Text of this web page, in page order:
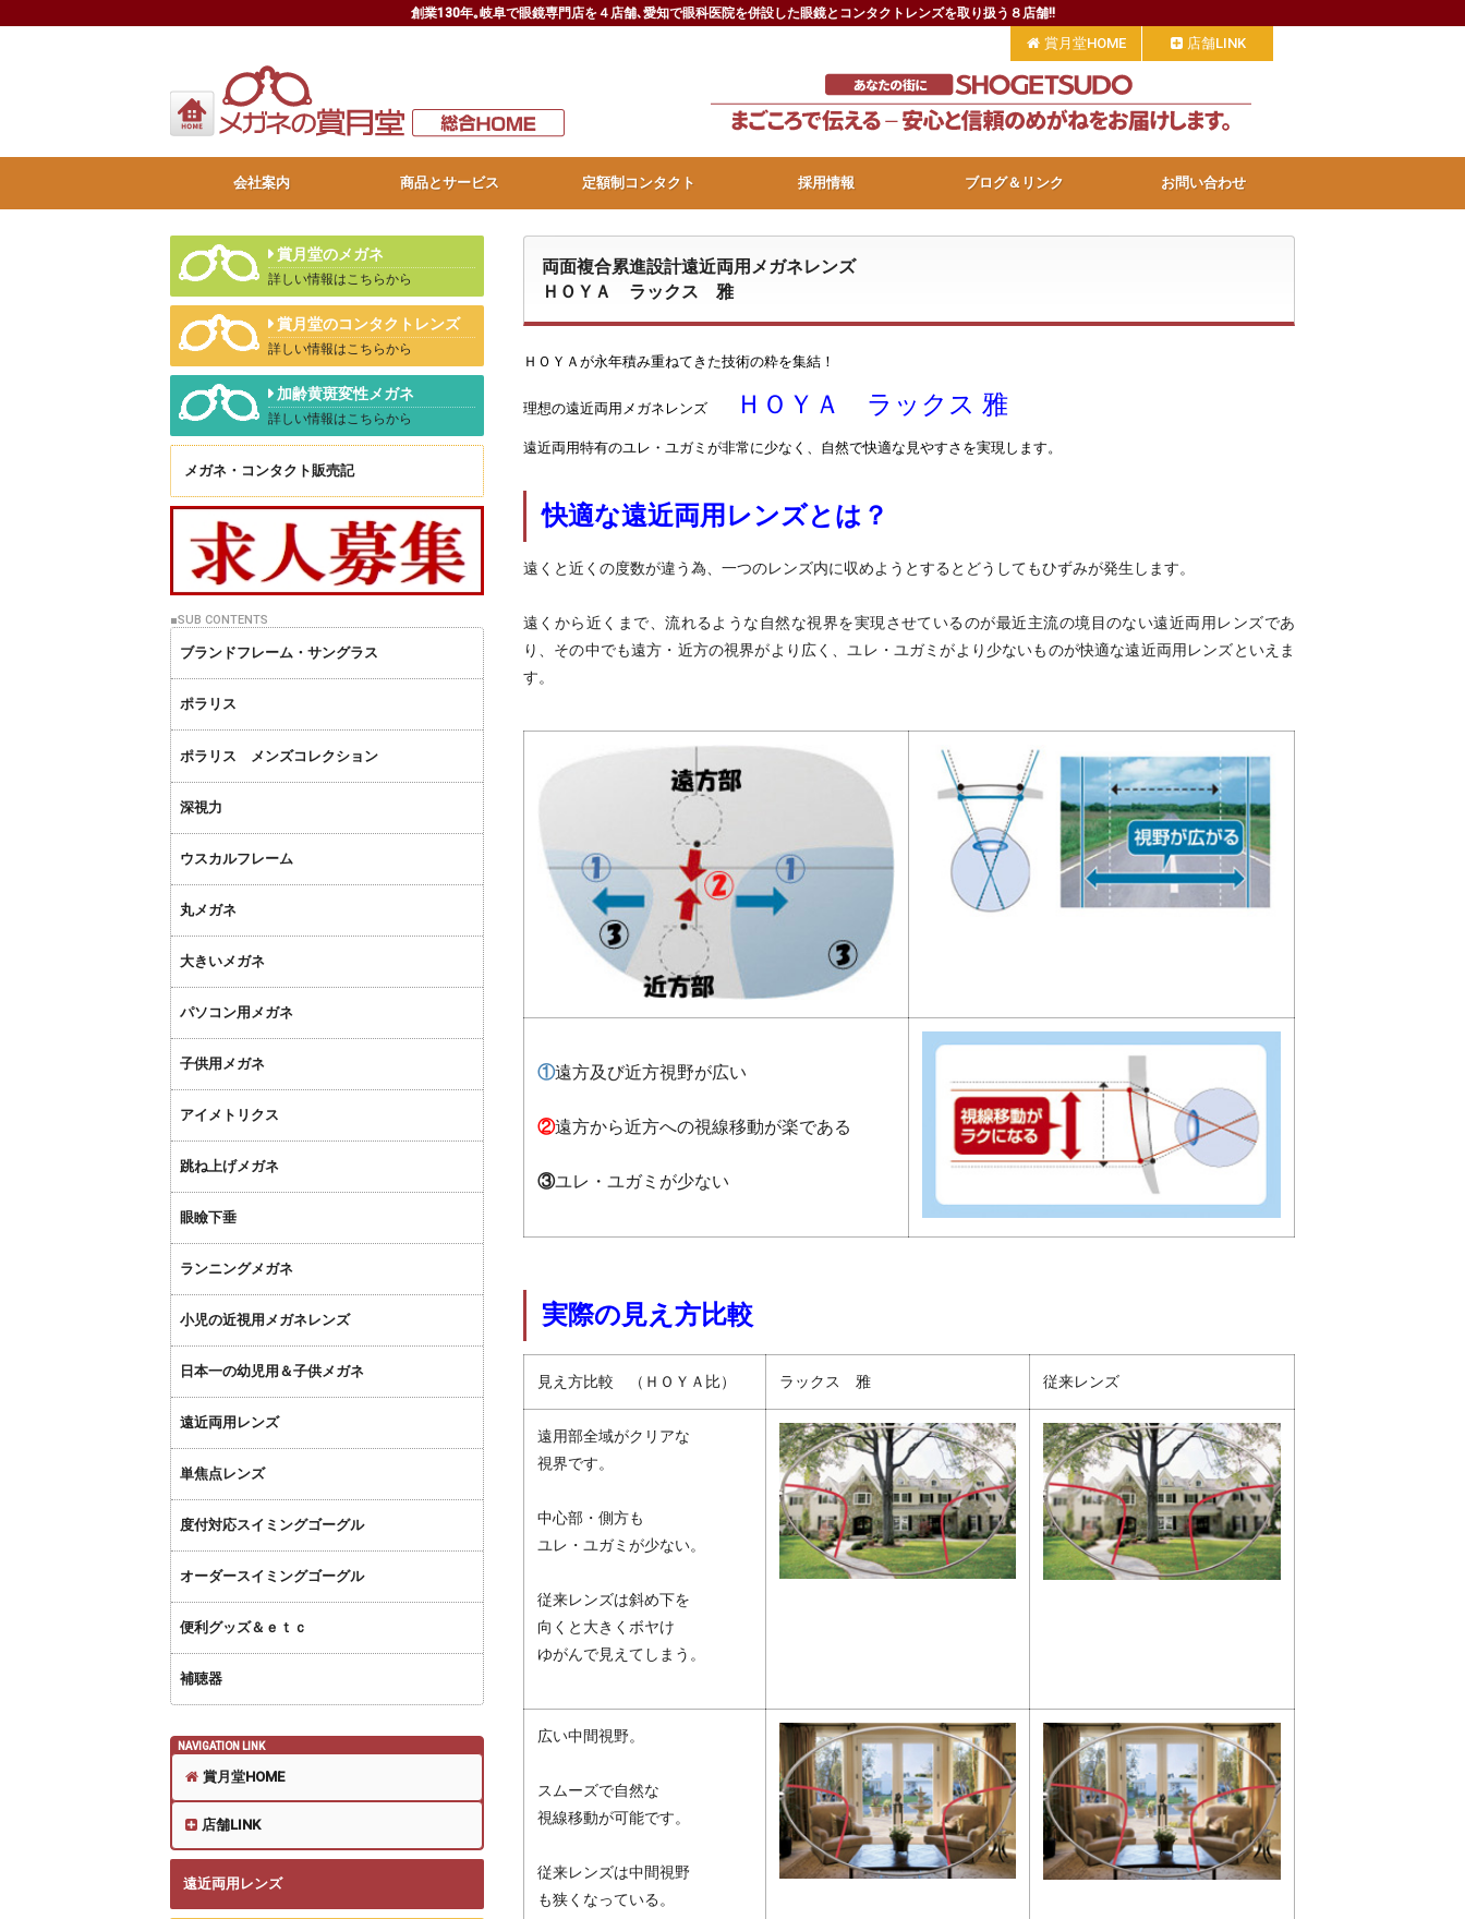
創業130年｡岐阜で眼鏡専門店を４店舗､愛知で眼科医院を併設した眼鏡とコンタクトレンズを取り扱う８店舗!!
賞月堂HOME 店舗LINK
会社案内 商品とサービス 定額制コンタクト 採用情報 ブログ＆リンク お問い合わせ
両面複合累進設計遠近両用メガネレンズ
ＨＯＹＡ ラックス 雅
ＨＯＹＡが永年積み重ねてきた技術の粋を集結！
理想の遠近両用メガネレンズ ＨＯＹＡ ラックス 雅
遠近両用特有のユレ・ユガミが非常に少なく、自然で快適な見やすさを実現します。
快適な遠近両用レンズとは？
遠くと近くの度数が違う為、一つのレンズ内に収めようとするとどうしてもひずみが発生します。
遠くから近くまで、流れるような自然な視界を実現させているのが最近主流の境目のない遠近両用レンズであ
り、その中でも遠方・近方の視界がより広く、ユレ・ユガミがより少ないものが快適な遠近両用レンズといえま
す。
①遠方及び近方視野が広い
②遠方から近方への視線移動が楽である
③ユレ・ユガミが少ない
賞月堂のメガネ
詳しい情報はこちらから
賞月堂のコンタクトレンズ
詳しい情報はこちらから
加齢黄斑変性メガネ
詳しい情報はこちらから
メガネ・コンタクト販売記
ブランドフレーム・サングラス
ポラリス
ポラリス メンズコレクション
深視力
ウスカルフレーム
丸メガネ
大きいメガネ
パソコン用メガネ
子供用メガネ
アイメトリクス
跳ね上げメガネ
眼瞼下垂
ランニングメガネ
小児の近視用メガネレンズ
日本一の幼児用＆子供メガネ
遠近両用レンズ
単焦点レンズ
度付対応スイミングゴーグル
オーダースイミングゴーグル
便利グッズ＆ｅｔｃ
補聴器
NAVIGATION LINK
賞月堂HOME
店舗LINK
遠近両用レンズ
実際の見え方比較
見え方比較 （ＨＯＹＡ比） ラックス 雅 従来レンズ
遠用部全域がクリアな
視界です。
中心部・側方も
ユレ・ユガミが少ない。
従来レンズは斜め下を
向くと大きくボヤけ
ゆがんで見えてしまう。
広い中間視野。
スムーズで自然な
視線移動が可能です。
従来レンズは中間視野
も狭くなっている。